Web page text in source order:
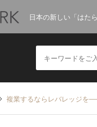
日本の新しい「はた
複業するならレバレッジを